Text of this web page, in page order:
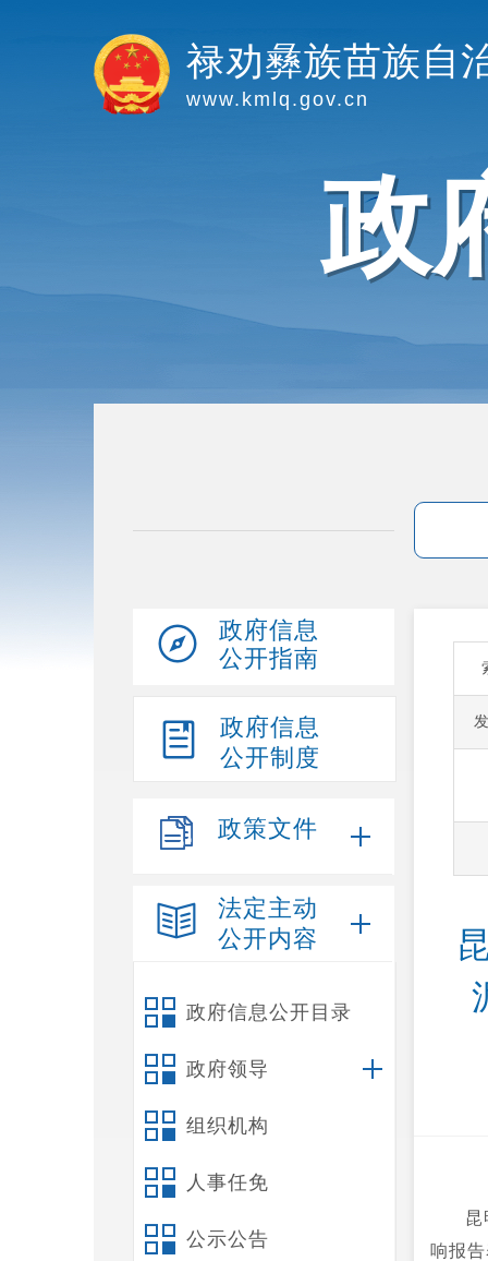
禄劝彝族苗族自
www.kmlq.gov.cn
政
政府信息
公开指南
政府信息
公开制度
政策文件
法定主动
公开内容
政府信息公开目录
政府领导
组织机构
人事任免
公示公告
昆
响报